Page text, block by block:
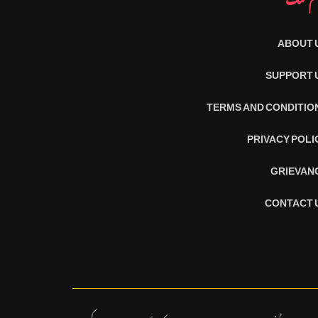
ABOUT
SUPPORT
TERMS AND
PRIVACY
CONTACT